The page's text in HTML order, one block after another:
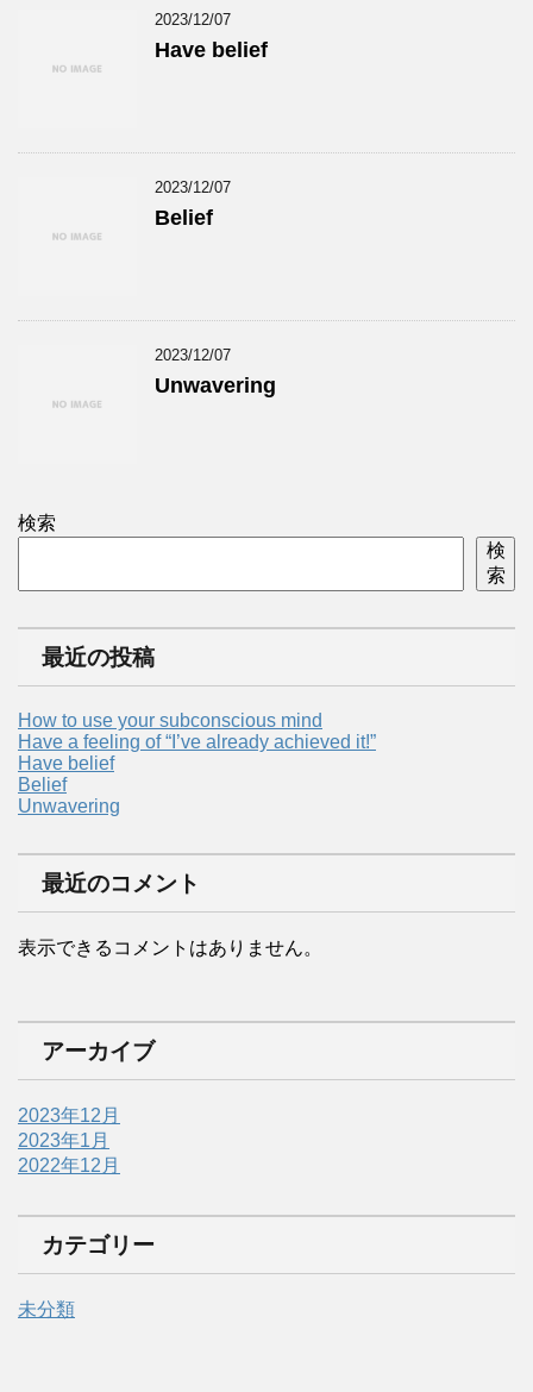
2023/12/07
Have belief
2023/12/07
Belief
2023/12/07
Unwavering
検索
検
索
最近の投稿
How to use your subconscious mind
Have a feeling of “I’ve already achieved it!”
Have belief
Belief
Unwavering
最近のコメント
表示できるコメントはありません。
アーカイブ
2023年12月
2023年1月
2022年12月
カテゴリー
未分類